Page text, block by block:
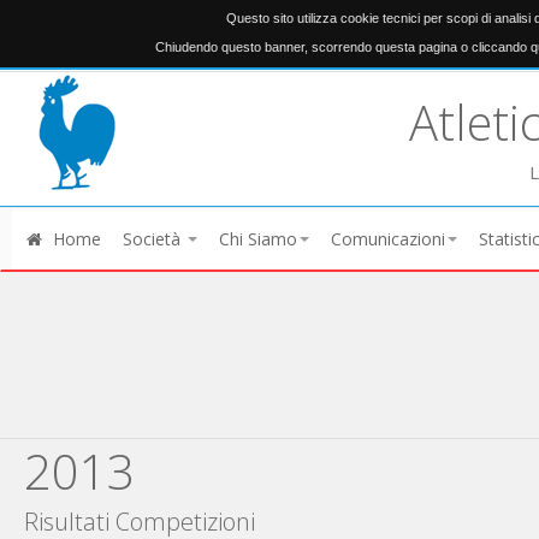
Questo sito utilizza cookie tecnici per scopi di analisi
Chiudendo questo banner, scorrendo questa pagina o cliccando
Home Società Chi Siamo Comunicazioni
2013
Risultati Competizioni